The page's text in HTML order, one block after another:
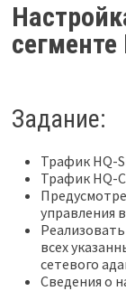
сегменте
Задание:
Трафик HQ-
Трафик HQ-
управления
всех
сетевого
Сведения о